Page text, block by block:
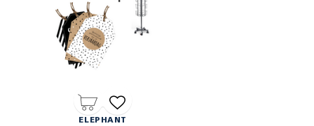
ELEPHANT